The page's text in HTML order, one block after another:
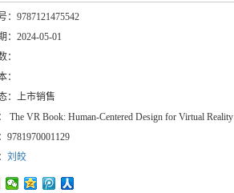
9787121475542
： 2024-05-01
： 上市销售
The VR Book: Human-Centered Design for Virtual Reality
9781970001129
刘皎